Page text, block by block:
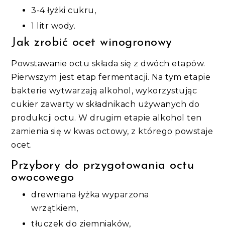
3-4 łyżki cukru,
1 litr wody.
Jak zrobić ocet winogronowy
Powstawanie octu składa się z dwóch etapów.
Pierwszym jest etap fermentacji. Na tym etapie
bakterie wytwarzają alkohol, wykorzystując
cukier zawarty w składnikach używanych do
produkcji octu. W drugim etapie alkohol ten
zamienia się w kwas octowy, z którego powstaje
ocet.
Przybory do przygotowania octu
owocowego
drewniana łyżka wyparzona
wrzątkiem,
tłuczek do ziemniaków,